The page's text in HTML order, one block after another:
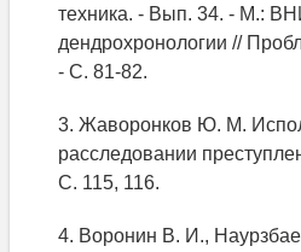
техника. - Вып. 34. - М.:
дендрохронологии //
- С. 81-82.
3. Жаворонков Ю. М.
расследовании
С. 115, 116.
4. Воронин В. И.,